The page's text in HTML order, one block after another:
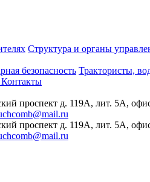
Структура и органы
безопасность Трактористы,
Контакты
проспект д. 119А, лит. 5А,
проспект д. 119А, лит. 5А,